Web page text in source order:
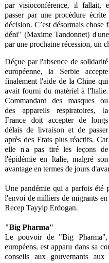
par visioconférence, il fallait,
passer par une procédure
décision. C’est désormais
déni" (Maxime Tandonnet)
par une prochaine récession, un
Déçue par l'absence de solidarité
européenne, la Serbie accepte
finalement l'aide de la Chine qui
avait fourni du matériel à l'Italie.
Commandant des masques ou
des appareils respiratoires, la
France doit accepter de longs
délais de livraison et de passer
après des Etats plus réactifs. Car
elle n'a pas tiré les leçons de
l'épidémie en Italie, malgré son
avantage en termes de jours
Une pandémie qui a parfois été
l'envoi de milliers de migrants
Recep Tayyip Erdogan.
"Big Pharma"
Le pouvoir de "Big Pharma",
européens, est apparu dans sa
conseils aux gouvernants